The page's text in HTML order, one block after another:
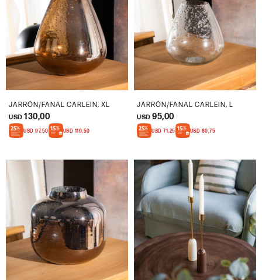
JARRÓN/FANAL CARLEIN, XL
USD 130,00
USD 97,50 USD 110,50
JARRÓN/FANAL CARLEIN, L
USD 95,00
USD 71,25 USD 80,75